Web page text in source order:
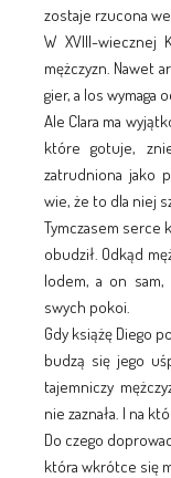
zostaje rzucona
W XVIII-wiecznej
mężczyzn. Nawet
gier, a los wymaga
Ale Clara ma
które gotuje,
zatrudniona jako
wie, że to dla niej
Tymczasem serce
obudził. Odkąd
lodem, a on sam,
swych pokoi.
Gdy książę Diego
budzą się jego
tajemniczy
nie zaznała. I na
Do czego
która wkrótce się